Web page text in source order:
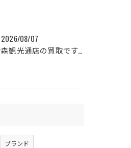
2026/08/07
青森観光通店の買取です。
ブランド